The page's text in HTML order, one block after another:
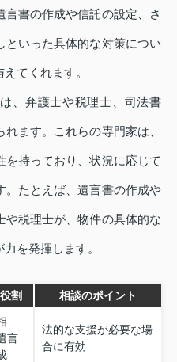
書の作成や信託の設定、さ
といった具体的な対策につい
てくれます。
、弁護士や税理士、司法書
ます。これらの専門家は、
持っており、状況に応じて
。たとえば、遺言書の作成や
税理士が、物件の具体的な
を発揮します。
割 相談のポイント
言
法的な支援が必要な場
合に有効